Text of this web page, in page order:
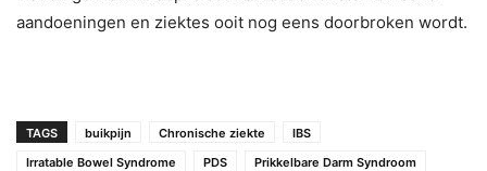
aandoeningen en ziektes ooit nog eens doorbroken wordt.
TAGS buikpijn Chronische ziekte
IBS
Irratable Bowel Syndrome
PDS
Prikkelbare Darm Syndroom